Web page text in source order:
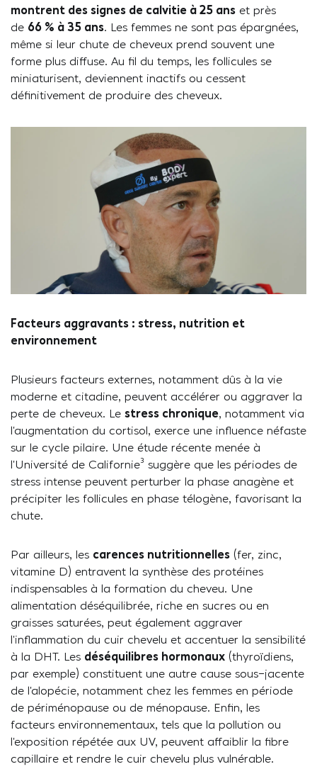
montrent des signes de calvitie à 25 ans et près
de 66 % à 35 ans. Les femmes ne sont pas épargnées,
même si leur chute de cheveux prend souvent une
forme plus diffuse. Au fil du temps, les follicules se
miniaturisent, deviennent inactifs ou cessent
définitivement de produire des cheveux.
Facteurs aggravants : stress, nutrition et
environnement
Plusieurs facteurs externes, notamment dûs à la vie
moderne et citadine, peuvent accélérer ou aggraver la
perte de cheveux. Le stress chronique, notamment via
l’augmentation du cortisol, exerce une influence néfaste
sur le cycle pilaire. Une étude récente menée à
l’Université de Californie³ suggère que les périodes de
stress intense peuvent perturber la phase anagène et
précipiter les follicules en phase télogène, favorisant la
chute.
Par ailleurs, les carences nutritionnelles (fer, zinc,
vitamine D) entravent la synthèse des protéines
indispensables à la formation du cheveu. Une
alimentation déséquilibrée, riche en sucres ou en
graisses saturées, peut également aggraver
l’inflammation du cuir chevelu et accentuer la sensibilité
à la DHT. Les déséquilibres hormonaux (thyroïdiens,
par exemple) constituent une autre cause sous-jacente
de l’alopécie, notamment chez les femmes en période
de périménopause ou de ménopause. Enfin, les
facteurs environnementaux, tels que la pollution ou
l’exposition répétée aux UV, peuvent affaiblir la fibre
capillaire et rendre le cuir chevelu plus vulnérable.